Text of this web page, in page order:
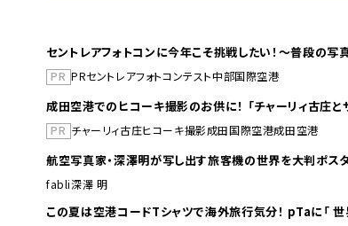
セントレアフォトコンに今年こそ挑戦したい！～普段の写
PR PRセントレアフォトコンテスト中部国際空港
成田空港でのヒコーキ撮影のお供に！ 「チャーリィ古庄
PR チャーリィ古庄ヒコーキ撮影成田国際空港成田空港
航空写真家・深澤明が写し出す旅客機の世界を大判ポス
fabli深澤 明
この夏は空港コー